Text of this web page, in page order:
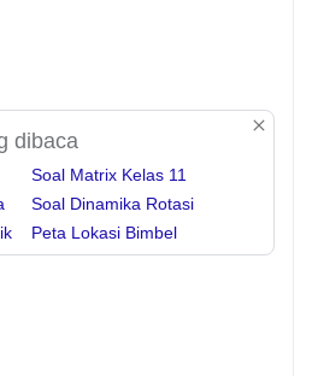
dibaca
Soal Matrix Kelas 11
Soal Dinamika Rotasi
Peta Lokasi Bimbel